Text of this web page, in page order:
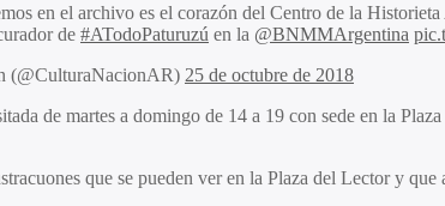
en el archivo es el corazón del Centro de la
de #ATodoPaturuzú en la @BNMMArgentina
(@CulturaNacionAR) 25 de octubre de 2018
de martes a domingo de 14 a 19 con sede en la
que se pueden ver en la Plaza del Lector y que